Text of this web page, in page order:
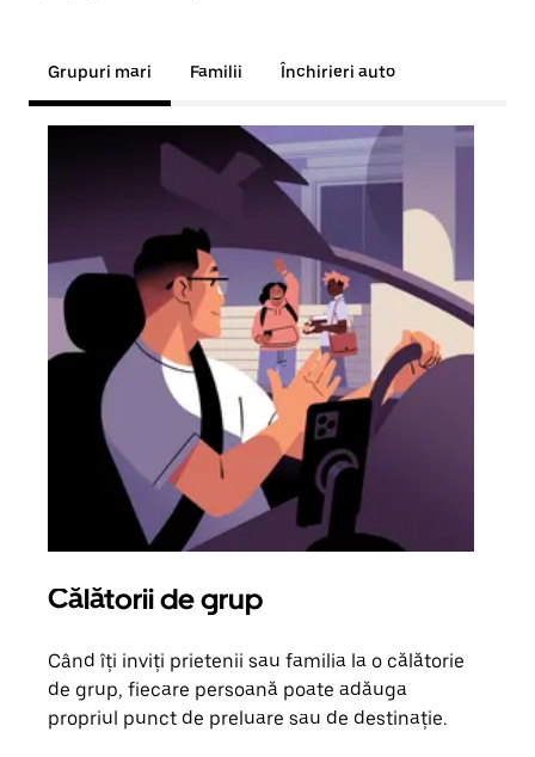
Grupuri mari Familii Închirieri auto
Călătorii de grup
Când îți inviți prietenii sau familia la o călătorie
de grup, fiecare persoană poate adăuga
propriul punct de preluare sau de destinație.